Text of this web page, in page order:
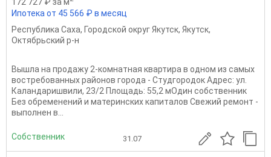
Ипотека от 45 566 ₽ в месяц
Республика Саха, Городской округ Якутск, Якутск,
Октябрьский р-н
Вышла на продажу 2-комнатная квартира в одном из самых
востребованных районов города - Студгородок Адрес: ул.
Каландаришвили, 23/2 Площадь: 55,2 мОдин собственник
Без обременений и материнских капиталов Свежий ремонт -
выполнен в...
Собственник 31.07